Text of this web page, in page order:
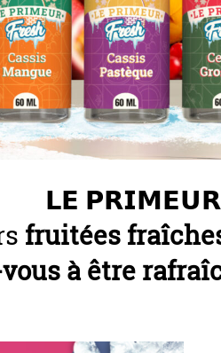
𝗟𝗘
fruitées
à être